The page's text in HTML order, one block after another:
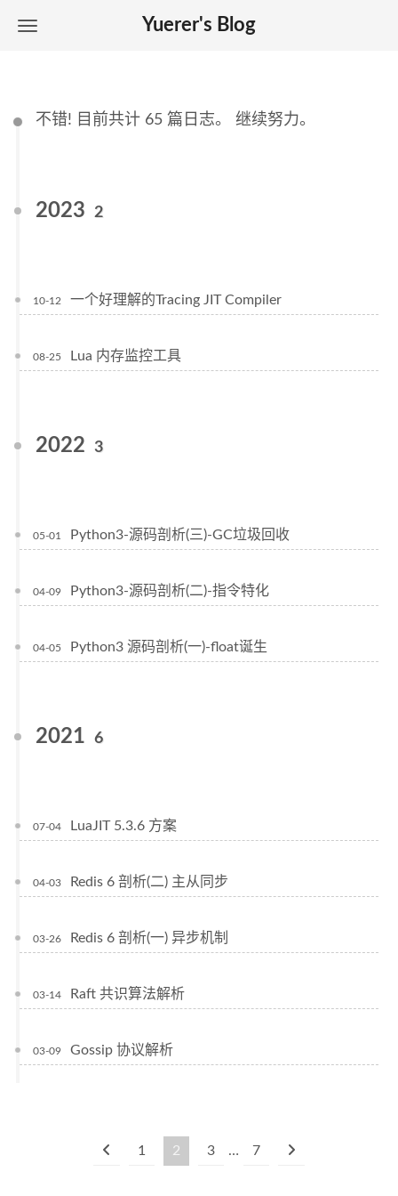
Yuerer's Blog
不错! 目前共计 65 篇日志。 继续努力。
2023 2
10-12 一个好理解的Tracing JIT Compiler
08-25 Lua 内存监控工具
2022 3
05-01 Python3-源码剖析(三)-GC垃圾回收
04-09 Python3-源码剖析(二)-指令特化
04-05 Python3 源码剖析(一)-float诞生
2021 6
07-04 LuaJIT 5.3.6 方案
04-03 Redis 6 剖析(二) 主从同步
03-26 Redis 6 剖析(一) 异步机制
03-14 Raft 共识算法解析
03-09 Gossip 协议解析
1 2 3 … 7